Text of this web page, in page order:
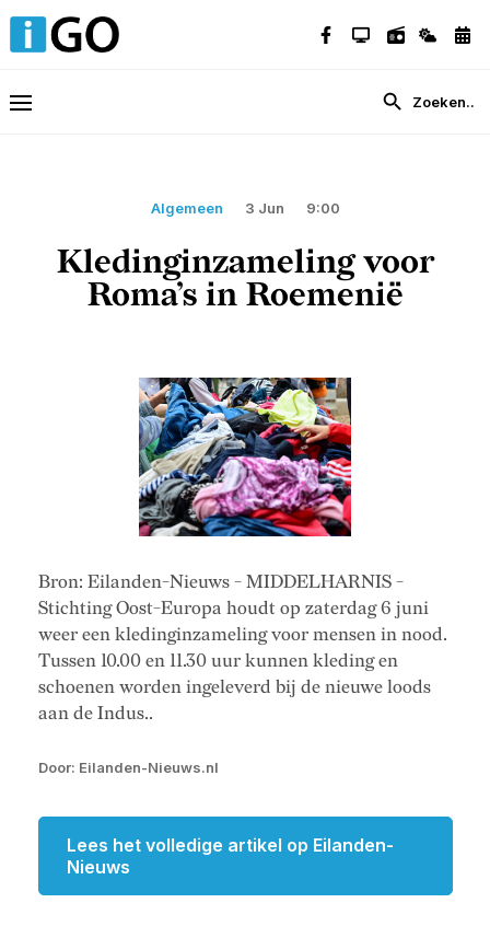
Algemeen 3 Jun 9:00
Kledinginzameling voor
Roma’s in Roemenië
Bron: Eilanden-Nieuws - MIDDELHARNIS -
Stichting Oost-Europa houdt op zaterdag 6 juni
weer een kledinginzameling voor mensen in nood.
Tussen 10.00 en 11.30 uur kunnen kleding en
schoenen worden ingeleverd bij de nieuwe loods
aan de Indus..
Door: Eilanden-Nieuws.nl
Lees het volledige artikel op Eilanden-
Nieuws